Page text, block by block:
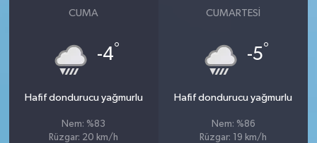
CUMA
-4°
Hafif dondurucu yağmurlu
Nem: %83
Rüzgar: 20 km/h
CUMARTESI
-5°
Hafif dondurucu yağmurlu
Nem: %86
Rüzgar: 19 km/h